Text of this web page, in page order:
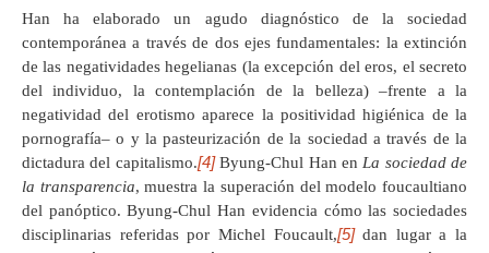
Han ha elaborado un agudo diagnóstico de la sociedad
contemporánea a través de dos ejes fundamentales: la extinción
de las negatividades hegelianas (la excepción del eros, el secreto
del individuo, la contemplación de la belleza) –frente a la
negatividad del erotismo aparece la positividad higiénica de la
pornografía– o y la pasteurización de la sociedad a través de la
dictadura del capitalismo.[4]Byung-Chul Han enLa sociedad de
la transparencia, muestra la superación del modelo foucaultiano
del panóptico. Byung-Chul Han evidencia cómo las sociedades
disciplinarias referidas por Michel Foucault,[5]dan lugar a la